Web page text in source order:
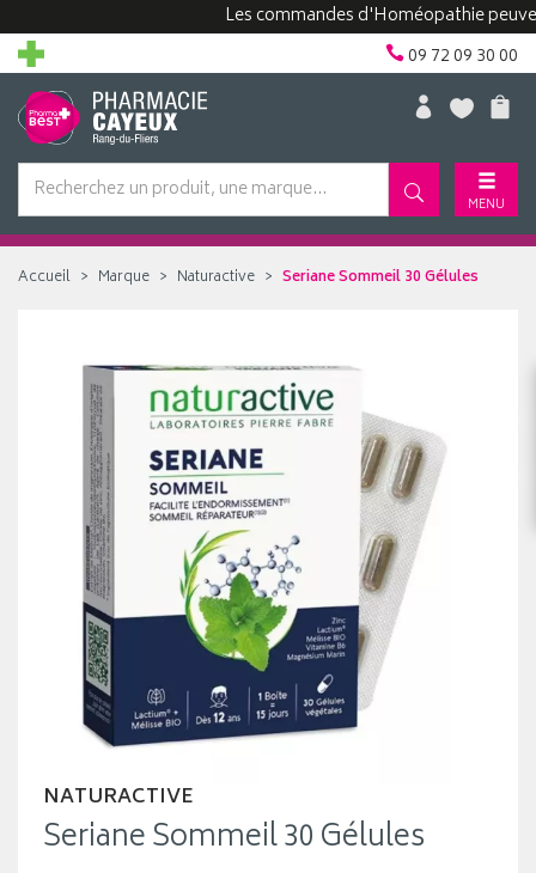
Les commandes d'Homéopathie peuvent
09 72 09 30 00
MENU
Accueil Marque Naturactive Seriane Sommeil 30 Gélules
NATURACTIVE
Seriane Sommeil 30 Gélules